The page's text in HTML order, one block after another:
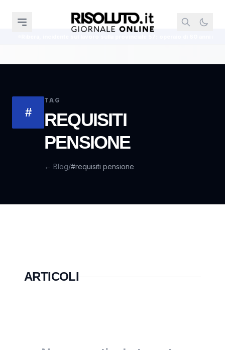
#
TAG
REQUISITI
PENSIONE
← Blog/#requisiti pensione
ARTICOLI